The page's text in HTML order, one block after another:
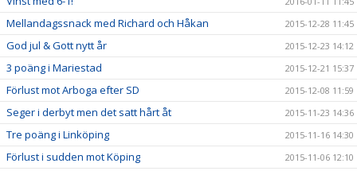
Mellandagssnack med Richard och Håkan 2015-12-28 11:45
God jul & Gott nytt år 2015-12-23 14:12
3 poäng i Mariestad 2015-12-21 15:37
Förlust mot Arboga efter SD 2015-12-08 11:59
Seger i derbyt men det satt hårt åt 2015-11-23 14:36
Tre poäng i Linköping 2015-11-16 14:30
Förlust i sudden mot Köping 2015-11-06 12:10